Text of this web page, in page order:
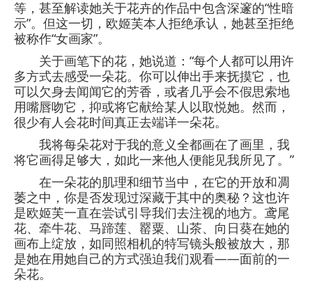
等，甚至解读她关于花卉的作品中包含深邃的“性暗
示”。但这一切，欧姬芙本人拒绝承认，她甚至拒绝
被称作“女画家”。
关于画笔下的花，她说道：“每个人都可以用许
多方式去感受一朵花。你可以伸出手来抚摸它，也
可以欠身去闻闻它的芳香，或者几乎会不假思索地
用嘴唇吻它，抑或将它献给某人以取悦她。然而，
很少有人会花时间真正去端详一朵花。
我将每朵花对于我的意义全都画在了画里，我
将它画得足够大，如此一来他人便能见我所见了。”
在一朵花的肌理和细节当中，在它的开放和凋
萎之中，你是否发现过深藏于其中的奥秘？这也许
是欧姬芙一直在尝试引导我们去注视的地方。鸢尾
花、牵牛花、马蹄莲、罂粟、山茶、向日葵在她的
画布上绽放，如同照相机的特写镜头般被放大，那
是她在用她自己的方式强迫我们观看——面前的一
朵花。